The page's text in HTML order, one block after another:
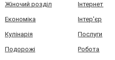
Жіночий розділ Інтернет
Економіка Інтер'єр
Кулінарія Послуги
Подорожі Робота